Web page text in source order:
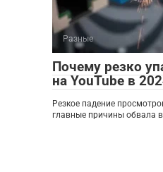
Разные
Почему резко
на YouTube в
Резкое падение
главные причины обвала